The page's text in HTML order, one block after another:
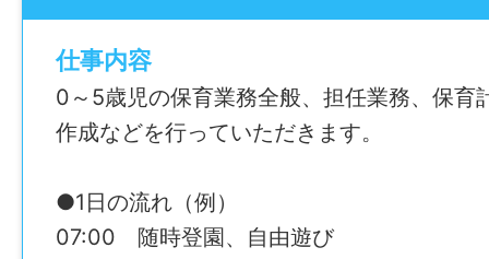
仕事内容
0～5歳児の保育業務全般、担任業務、保育
作成などを行っていただきます。
●1日の流れ（例）
07:00 随時登園、自由遊び